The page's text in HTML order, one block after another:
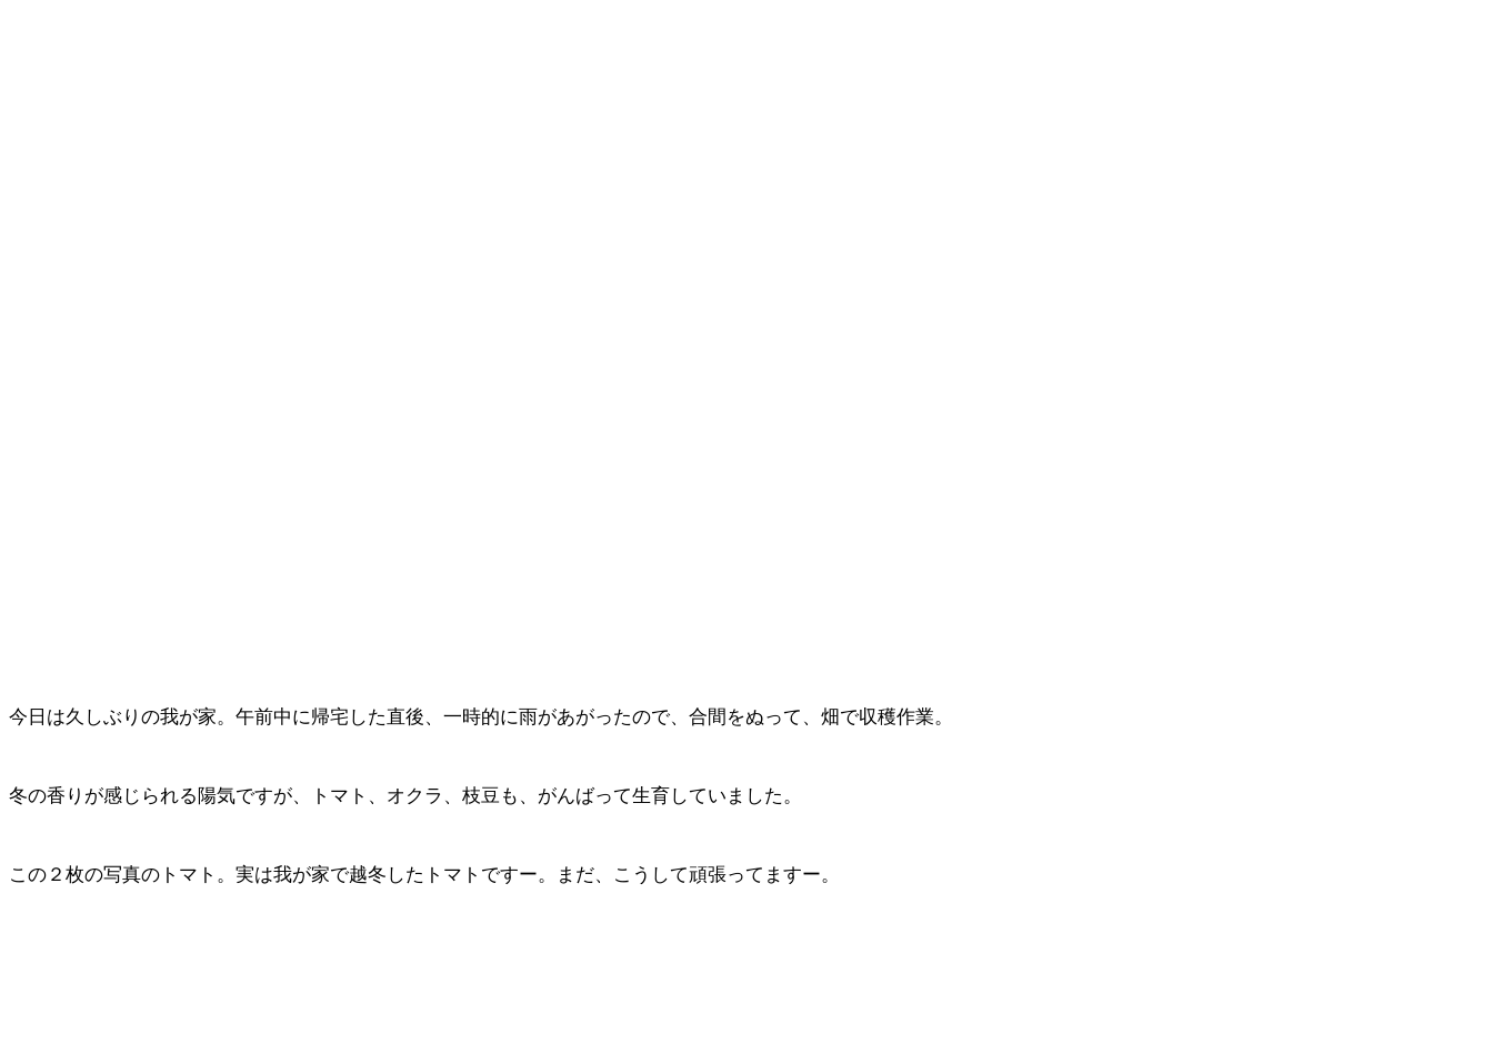
今日は久しぶりの我が家。午前中に帰宅した直後、一時的に雨があがったので、合間をぬって、畑で収穫作業。
冬の香りが感じられる陽気ですが、トマト、オクラ、枝豆も、がんばって生育していました。
この２枚の写真のトマト。実は我が家で越冬したトマトですー。まだ、こうして頑張ってますー。